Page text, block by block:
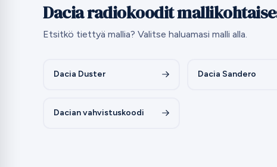
Dacia radiokoodit
Etsitkö tiettyä mallia? Valitse haluamasi malli alla.
Dacia Duster Dacia Sandero
Dacian vahvistuskoodi